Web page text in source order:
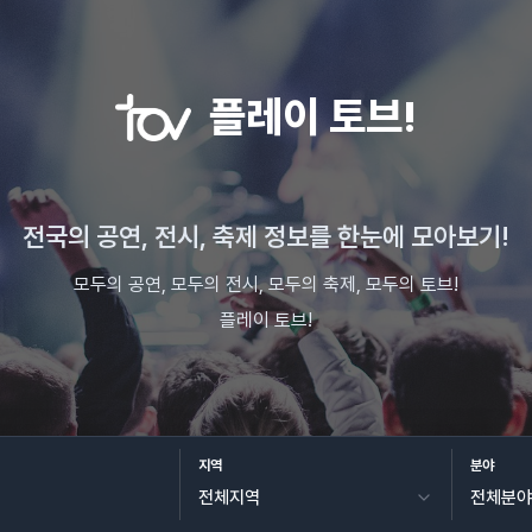
플레이 토브!
전국의 공연, 전시, 축제 정보를 한눈에 모아보기!
모두의 공연, 모두의 전시, 모두의 축제, 모두의 토브!
플레이 토브!
지역 분야